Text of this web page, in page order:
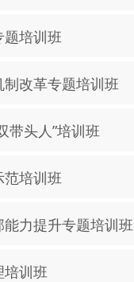
题培训班
改革专题培训班
带头人”培训班
范培训班
力提升专题培训班
培训班